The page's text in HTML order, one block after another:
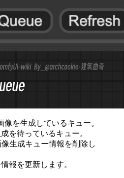
像を生成しているキュー。
を待っているキュー。
像生成キュー情報を削除し
報を更新します。